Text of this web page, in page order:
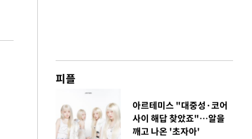
피플
아르테미스 "대중성·코어
사이 해답 찾았죠"…알을
깨고 나온 '초자아'